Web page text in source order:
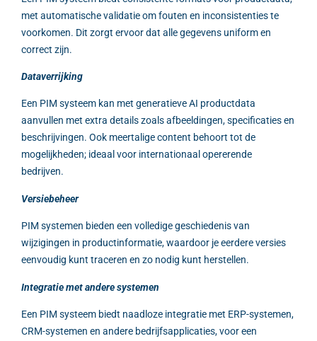
met automatische validatie om fouten en inconsistenties te
voorkomen. Dit zorgt ervoor dat alle gegevens uniform en
correct zijn.
Dataverrijking
Een PIM systeem kan met generatieve AI productdata
aanvullen met extra details zoals afbeeldingen, specificaties en
beschrijvingen. Ook meertalige content behoort tot de
mogelijkheden; ideaal voor internationaal opererende
bedrijven.
Versiebeheer
PIM systemen bieden een volledige geschiedenis van
wijzigingen in productinformatie, waardoor je eerdere versies
eenvoudig kunt traceren en zo nodig kunt herstellen.
Integratie met andere systemen
Een PIM systeem biedt naadloze integratie met ERP-systemen,
CRM-systemen en andere bedrijfsapplicaties, voor een